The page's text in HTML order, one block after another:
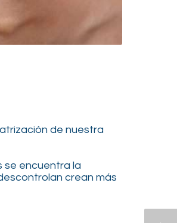
de nuestra
se encuentra la
crean más